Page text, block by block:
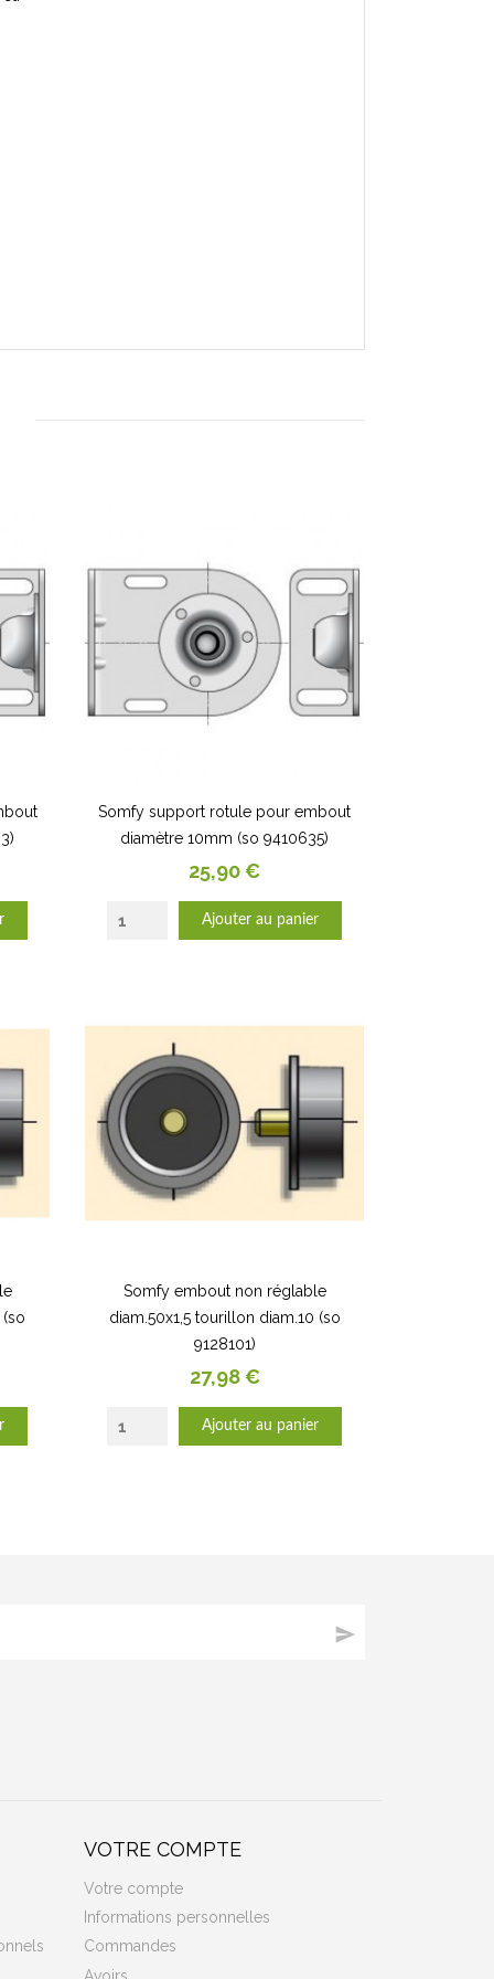
Somfy support rotule pour embout
diamètre 10mm (so 9410635)
Prix
25,90 €
Ajouter au panier
Somfy embout non réglable
diam.50x1,5 tourillon diam.10 (so
9128101)
Prix
27,98 €
Ajouter au panier

VOTRE COMPTE
Votre compte
Informations personnelles
Commandes